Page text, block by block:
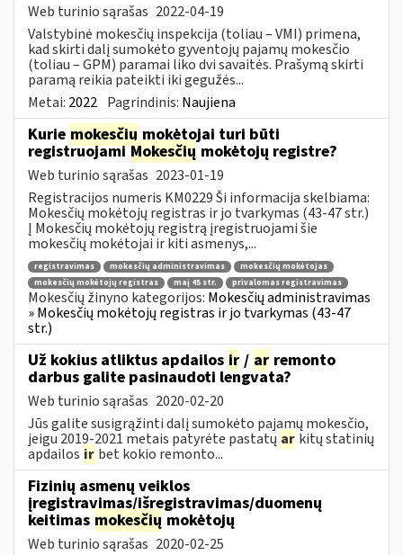
Web turinio sąrašas 2022-04-19
Valstybinė mokesčių inspekcija (toliau – VMI) primena,
kad skirti dalį sumokėto gyventojų pajamų mokesčio
(toliau – GPM) paramai liko dvi savaitės. Prašymą skirti
paramą reikia pateikti iki gegužės...
Metai: 2022 Pagrindinis: Naujiena
Kurie mokesčių mokėtojai turi būti
registruojamiMokesčių mokėtojų registre?
Web turinio sąrašas 2023-01-19
Registracijos numeris KM0229 Ši informacija skelbiama:
Mokesčių mokėtojų registras ir jo tvarkymas (43-47 str.)
Į Mokesčių mokėtojų registrą įregistruojami šie
mokesčių mokėtojai ir kiti asmenys,...
registravimas mokesčių administravimas
mokesčių mokėtojas
mokesčių mokėtojų registras
maį 45 str. privalomas registravimas
Mokesčių žinyno kategorijos: Mokesčių administravimas
» Mokesčių mokėtojų registras ir jo tvarkymas (43-47
str.)
Už kokius atliktus apdailos ir / ar remonto
darbus galite pasinaudoti lengvata?
Web turinio sąrašas 2020-02-20
Jūs galite susigrąžinti dalį sumokėto pajamų mokesčio,
jeigu 2019-2021 metais patyrėte pastatų ar kitų statinių
apdailos ir bet kokio remonto...
Fizinių asmenų veiklos
įregistravimas/išregistravimas/duomenų
keitimas mokesčių mokėtojų
Web turinio sąrašas 2020-02-25